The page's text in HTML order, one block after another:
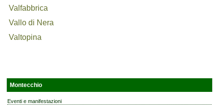
Valfabbrica
Vallo di Nera
Valtopina
Montecchio
Eventi e manifestazioni